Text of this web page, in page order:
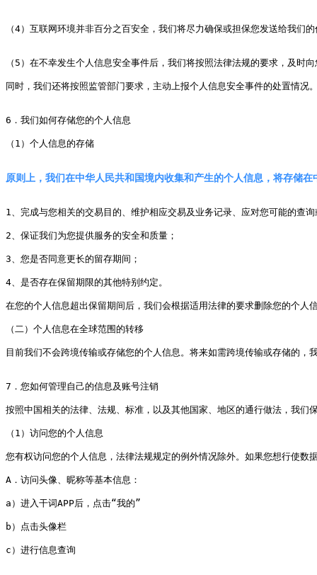
（4）互联网环境并非百分之百安全，我们将尽力确保或担保您发送给我
（5）在不幸发生个人信息安全事件后，我们将按照法律法规的要求，及
同时，我们还将按照监管部门要求，主动上报个人信息安全事件的处置情况
6．我们如何存储您的个人信息
（1）个人信息的存储
1、完成与您相关的交易目的、维护相应交易及业务记录、应对您可能的查
2、保证我们为您提供服务的安全和质量；
3、您是否同意更长的留存期间；
4、是否存在保留期限的其他特别约定。
在您的个人信息超出保留期间后，我们会根据适用法律的要求删除您的个
（二）个人信息在全球范围的转移
目前我们不会跨境传输或存储您的个人信息。将来如需跨境传输或存储的
7．您如何管理自己的信息及账号注销
按照中国相关的法律、法规、标准，以及其他国家、地区的通行做法，我们
（1）访问您的个人信息
您有权访问您的个人信息，法律法规规定的例外情况除外。如果您想行使数
A．访问头像、昵称等基本信息：
a）进入干词APP后，点击“我的”
b）点击头像栏
c）进行信息查询